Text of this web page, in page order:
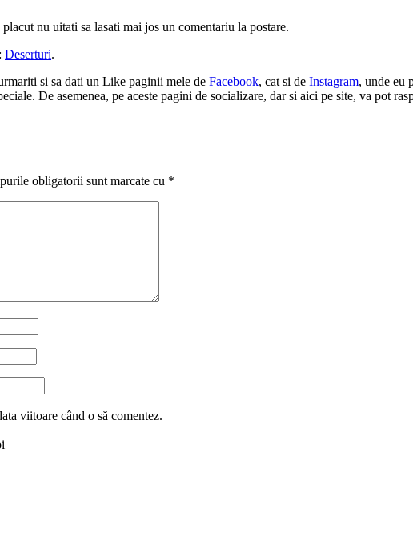
nu uitati sa lasati mai jos un comentariu la postare.
Deserturi.
si sa dati un Like paginii mele de Facebook, cat si de Instagram, unde eu
De asemenea, pe aceste pagini de socializare, dar si aici pe site, va pot
obligatorii sunt marcate cu *
viitoare când o să comentez.